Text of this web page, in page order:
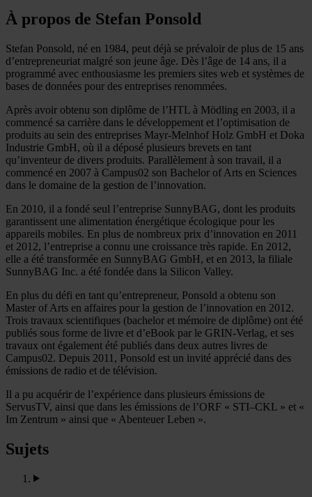
À propos de Stefan Ponsold
Stefan Ponsold, né en 1984, peut déjà se prévaloir de plus de 15 ans
d’entrepreneuriat malgré son jeune âge. Dès l’âge de 14 ans, il a
programmé avec enthousiasme les premiers sites web et systèmes de
bases de données pour des entreprises renommées.
Après avoir obtenu son diplôme de l’HTL à Mödling en 2003, il a
commencé sa carrière dans le développement et l’optimisation de
produits au sein des entreprises Mayr-Melnhof Holz GmbH et Doka
Industrie GmbH, où il a déposé plusieurs brevets en tant
qu’inventeur de divers produits. Parallèlement à son travail, il a
commencé en 2007 à Campus02 son Bachelor of Arts en Sciences
dans le domaine de la gestion de l’innovation.
En 2010, il a fondé seul l’entreprise SunnyBAG, dont les produits
garantissent une alimentation énergétique écologique pour les
appareils mobiles. En plus de nombreux prix d’innovation en 2011
et 2012, l’entreprise a connu une croissance très rapide. En 2012,
elle a été transformée en SunnyBAG GmbH, et en 2013, la filiale
SunnyBAG Inc. a été fondée dans la Silicon Valley.
En plus du défi en tant qu’entrepreneur, Ponsold a obtenu son
Master of Arts en affaires pour la gestion de l’innovation en 2012.
Trois travaux scientifiques (bachelor et mémoire de diplôme) ont été
publiés sous forme de livre et d’eBook par le GRIN-Verlag, et ses
travaux ont également été publiés dans deux autres livres de
Campus02. Depuis 2011, Ponsold est un invité apprécié dans des
émissions de radio et de télévision.
Il a pu acquérir de l’expérience dans plusieurs émissions de
ServusTV, ainsi que dans les émissions de l’ORF « STI–CKL » et «
Im Zentrum » ainsi que « Abenteuer Leben ».
Sujets